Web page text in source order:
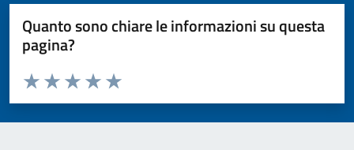
Quanto sono chiare le informazioni su questa
pagina?
Valuta da 1 a 5 stelle la pagina
Valuta 5 stelle su 5
Valuta 4 stelle su 5
Valuta 3 stelle su 5
Valuta 2 stelle su 5
Valuta 1 stelle su 5